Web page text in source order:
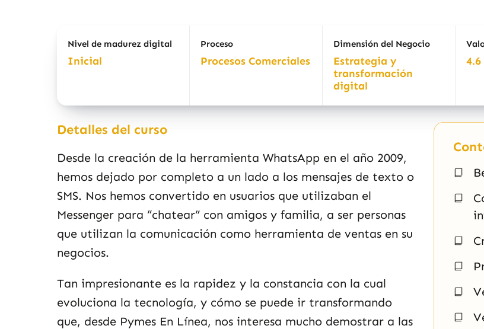
Nivel de madurez digital
Inicial
Proceso
Procesos Comerciales
Dimensión del Negocio
Estrategia y
transformación
digital
4.6
Detalles del curso
Desde la creación de la herramienta WhatsApp en el año 2009,
hemos dejado por completo a un lado a los mensajes de texto o
SMS. Nos hemos convertido en usuarios que utilizaban el
Messenger para “chatear” con amigos y familia, a ser personas
que utilizan la comunicación como herramienta de ventas en su
negocios.
Tan impresionante es la rapidez y la constancia con la cual
evoluciona la tecnología, y cómo se puede ir transformando
que, desde Pymes En Línea, nos interesa mucho demostrar a las